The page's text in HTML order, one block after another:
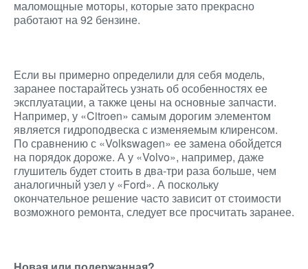
маломощные моторы, которые зато прекрасно
работают на 92 бензине.
Если вы примерно определили для себя модель,
заранее постарайтесь узнать об особенностях ее
эксплуатации, а также цены на основные запчасти.
Например, у «Citroen» самым дорогим элементом
является гидроподвеска с изменяемым клиренсом.
По сравнению с «Volkswagen» ее замена обойдется
на порядок дороже. А у «Volvo», например, даже
глушитель будет стоить в два-три раза больше, чем
аналогичный узел у «Ford». А поскольку
окончательное решение часто зависит от стоимости
возможного ремонта, следует все просчитать заранее.